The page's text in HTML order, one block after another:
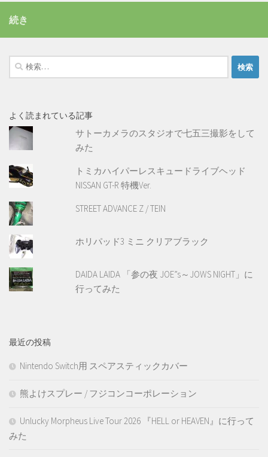
続き
検
索:
よく読まれている記事
サトーカメラのスタジオで七五三撮影をして
みた
トミカハイパーレスキュードライブヘッド
NISSAN GT-R 特機Ver.
STREET ADVANCE Z / TEIN
ホリパッド3 ミニ クリアブラック
DAIDA LAIDA 「参の夜 JOE”s～JOWS NIGHT」に
行ってみた
最近の投稿
Nintendo Switch用 スペアスティックカバー
熊よけスプレー / フジコンコーポレーション
Unlucky Morpheus Live Tour 2026 『HELL or HEAVEN』に行って
みた